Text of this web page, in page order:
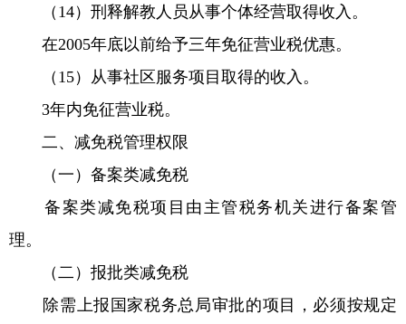
（14）刑释解教人员从事个体经营取得收入。
在2005年底以前给予三年免征营业税优惠。
（15）从事社区服务项目取得的收入。
3年内免征营业税。
二、减免税管理权限
（一）备案类减免税
备案类减免税项目由主管税务机关进行备案管
理。
（二）报批类减免税
除需上报国家税务总局审批的项目，必须按规定